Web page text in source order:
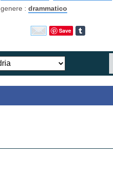
genere : drammatico
Save